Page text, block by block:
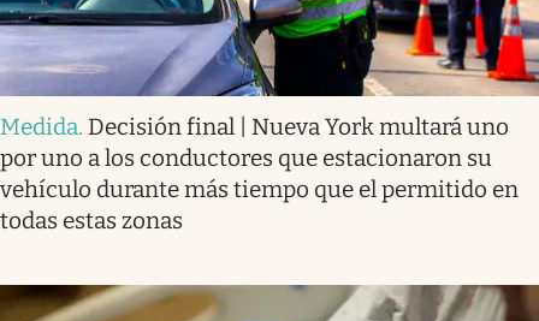
Medida. Decisión final | Nueva York multará uno
por uno a los conductores que estacionaron su
vehículo durante más tiempo que el permitido en
todas estas zonas